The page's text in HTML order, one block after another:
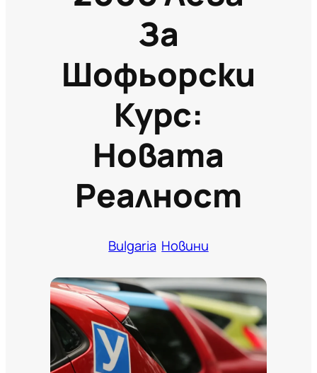
За
Шофьорски
Курс:
Новата
Реалност
Bulgaria Новини